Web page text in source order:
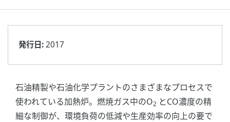
発行日:2017
石油精製や石油化学プラントのさまざまなプロセスで
使われている加熱炉。燃焼ガス中のO2 とCO濃度の精
細な制御が、環境負荷の低減や生産効率の向上の要で